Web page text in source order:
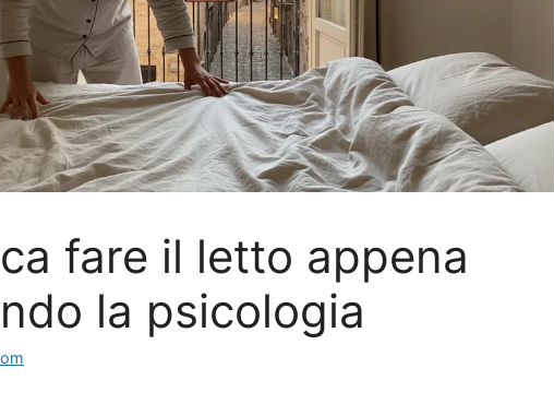
fare il letto appena
la psicologia